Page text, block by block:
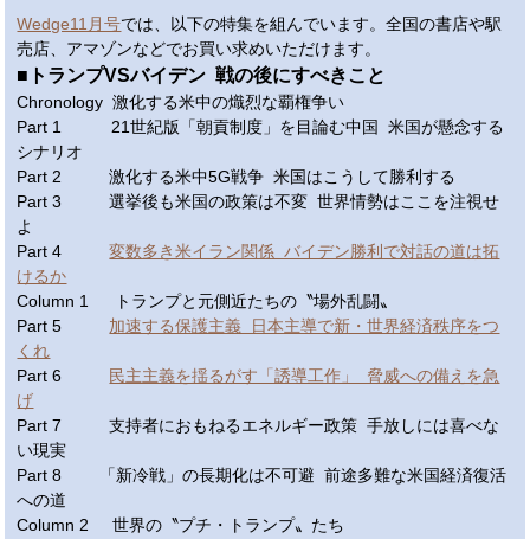
Wedge11月号では、以下の特集を組んでいます。全国の書店や駅
売店、アマゾンなどでお買い求めいただけます。
■トランプVSバイデン 戦の後にすべきこと
Chronology 激化する米中の熾烈な覇権争い
Part 1 21世紀版「朝貢制度」を目論む中国 米国が懸念する
シナリオ
Part 2 激化する米中5G戦争 米国はこうして勝利する
Part 3 選挙後も米国の政策は不変 世界情勢はここを注視せ
よ
Part 4変数多き米イラン関係 バイデン勝利で対話の道は拓
けるか
Column 1 トランプと元側近たちの〝場外乱闘〟
Part 5 加速する保護主義 日本主導で新・世界経済秩序をつ
くれ
Part 6 民主主義を揺るがす「誘導工作」 脅威への備えを急
げ
Part 7 支持者におもねるエネルギー政策 手放しには喜べな
い現実
Part 8 「新冷戦」の長期化は不可避 前途多難な米国経済復活
への道
Column 2 世界の〝プチ・トランプ〟たち